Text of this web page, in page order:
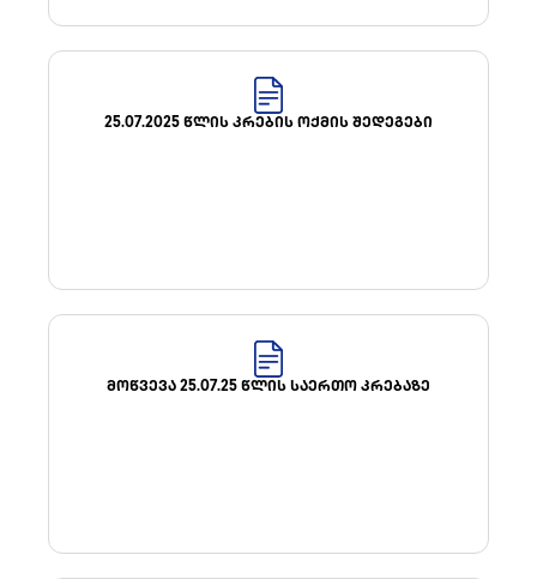
25.07.2025 ᲬᲚᲘᲡ ᲙᲠᲔᲑᲘᲡ ᲝᲥᲛᲘᲡ ᲨᲔᲓᲔᲒᲔᲑᲘ
ᲛᲝᲬᲕᲔᲕᲐ 25.07.25 ᲬᲚᲘᲡ ᲡᲐᲔᲠᲗᲝ ᲙᲠᲔᲑᲐᲖᲔ